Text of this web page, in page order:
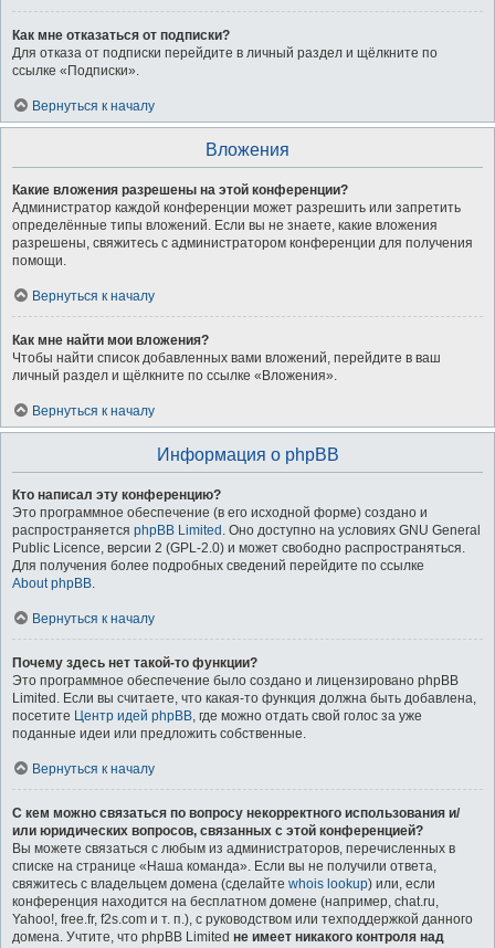
Как мне отказаться от подписки?
Для отказа от подписки перейдите в личный раздел и щёлкните по
ссылке «Подписки».
Вернуться к началу
Вложения
Какие вложения разрешены на этой конференции?
Администратор каждой конференции может разрешить или запретить
определённые типы вложений. Если вы не знаете, какие вложения
разрешены, свяжитесь с администратором конференции для получения
помощи.
Вернуться к началу
Как мне найти мои вложения?
Чтобы найти список добавленных вами вложений, перейдите в ваш
личный раздел и щёлкните по ссылке «Вложения».
Вернуться к началу
Информация о phpBB
Кто написал эту конференцию?
Это программное обеспечение (в его исходной форме) создано и
распространяется phpBB Limited . Оно доступно на условиях GNU General
Public Licence, версии 2 (GPL-2.0) и может свободно распространяться.
Для получения более подробных сведений перейдите по ссылке
About phpBB.
Вернуться к началу
Почему здесь нет такой-то функции?
Это программное обеспечение было создано и лицензировано phpBB
Limited. Если вы считаете, что какая-то функция должна быть добавлена,
посетите Центр идей phpBB, где можно отдать свой голос за уже
поданные идеи или предложить собственные.
Вернуться к началу
С кем можно связаться по вопросу некорректного использования и/
или юридических вопросов, связанных с этой конференцией?
Вы можете связаться с любым из администраторов, перечисленных в
списке на странице «Наша команда». Если вы не получили ответа,
свяжитесь с владельцем домена (сделайте whois lookup) или, если
конференция находится на бесплатном домене (например, chat.ru,
Yahoo!, free.fr, f2s.com и т. п.), с руководством или техподдержкой данного
домена. Учтите, что phpBB Limited не имеет никакого контроля над